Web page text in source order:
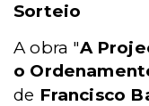
Sorteio
A obra "A
o
de Francisco